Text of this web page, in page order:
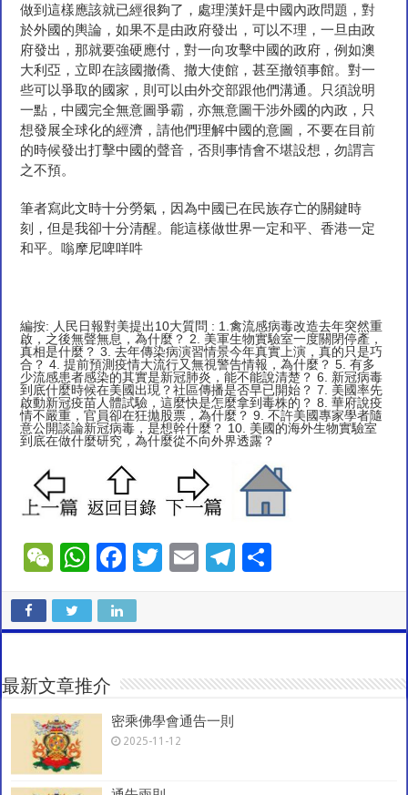
做到這樣應該就已經很夠了，處理漢奸是中國內政問題，對
於外國的輿論，如果不是由政府發出，可以不理，一旦由政
府發出，那就要強硬應付，對一向攻擊中國的政府，例如澳
大利亞，立即在該國撤僑、撤大使館，甚至撤領事館。對一
些可以爭取的國家，則可以由外交部跟他們溝通。只須說明
一點，中國完全無意圖爭霸，亦無意圖干涉外國的內政，只
想發展全球化的經濟，請他們理解中國的意圖，不要在目前
的時候發出打擊中國的聲音，否則事情會不堪設想，勿謂言
之不預。
筆者寫此文時十分勞氣，因為中國已在民族存亡的關鍵時
刻，但是我卻十分清醒。能這樣做世界一定和平、香港一定
和平。嗡摩尼啤咩吽
編按: 人民日報對美提出10大質問 : 1.禽流感病毒改造去年突然重
啟，之後無聲無息，為什麼？ 2. 美軍生物實驗室一度關閉停產，
真相是什麼？ 3. 去年傳染病演習情景今年真實上演，真的只是巧
合？ 4. 提前預測疫情大流行又無視警告情報，為什麼？ 5. 有多
少流感患者感染的其實是新冠肺炎，能不能說清楚？ 6. 新冠病毒
到底什麼時候在美國出現？社區傳播是否早已開始？ 7. 美國率先
啟動新冠疫苗人體試驗，這麼快是怎麼拿到毒株的？ 8. 華府說疫
情不嚴重，官員卻在狂拋股票，為什麼？ 9. 不許美國專家學者隨
意公開談論新冠病毒，是想幹什麼？ 10. 美國的海外生物實驗室
到底在做什麼研究，為什麼從不向外界透露？
W
C
h
at
W
at
sA
p
p
F
e
b
o
k
T
er
E
l
T
gr
a
e
最新文章推介
密乘佛學會通告一則
2025-11-12